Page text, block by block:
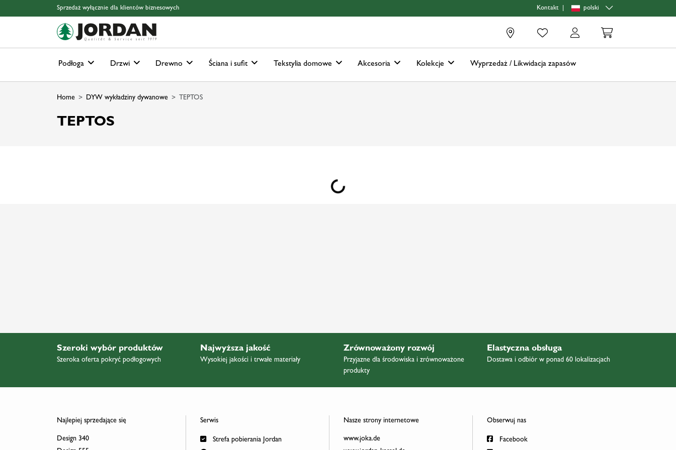
Skip to main content Skip to page header Skip to page footer
Sprzedaż wyłącznie dla klientów biznesowych Kontakt polski
Podłoga Drzwi Drewno Ściana i sufit Tekstylia domowe Akcesoria Kolekcje Wyprzedaż / Likwidacja zapasów
Home DYW wykładziny dywanowe TEPTOS
TEPTOS
Loading...
Szeroki wybór produktów
Szeroka oferta pokryć podłogowych
Najwyższa jakość
Wysokiej jakości i trwałe materiały
Zrównoważony rozwój
Przyjazne dla środowiska i zrównoważone
produkty
Elastyczna obsługa
Dostawa i odbiór w ponad 60 lokalizacjach
Najlepiej sprzedające się
Design 340
Serwis
Strefa pobierania Jordan
Nasze strony internetowe
www.joka.de
Obserwuj nas
Facebook